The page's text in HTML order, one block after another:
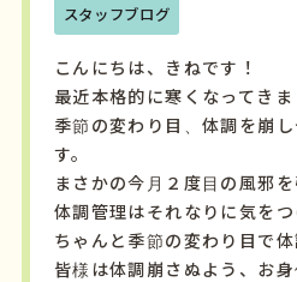
スタッフブログ
こんにちは、きねです！
最近本格的に寒くなってきま
季節の変わり目、体調を崩
す。
まさかの今月２度目の風邪
体調管理はそれなりに気を
ちゃんと季節の変わり目で体
皆様は体調崩さぬよう、お